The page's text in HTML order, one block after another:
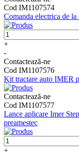
Cod IM1107574
Comanda electrica de
+
-
Contactează-ne
Cod IM1107576
Kit tractare auto IMER
Contactează-ne
Cod IM1107577
Lance aplicare Imer
preamestec